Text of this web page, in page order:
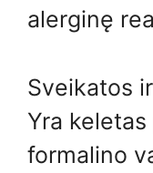
alerginę
Sveikatos
Yra
formalino